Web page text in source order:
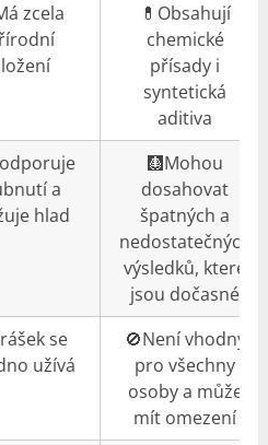
zcela
💊Obsahují
chemické
přísady i
syntetická
aditiva
a
hlad
🩻Mohou
dosahovat
špatných a
nedostatečných
výsledků, které
jsou dočasné
se
užívá
🚫Není vhodný
pro všechny
osoby a může
mít omezení